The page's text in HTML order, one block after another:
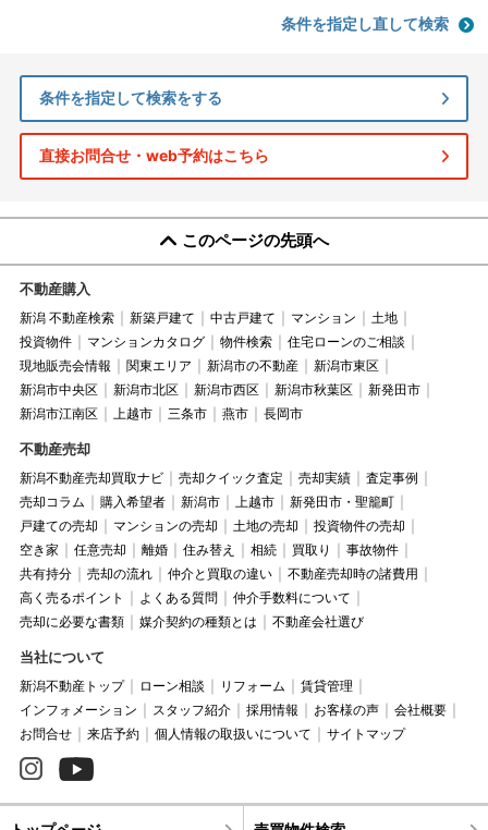
条件を指定し直して検索
条件を指定して検索をする
直接お問合せ・web予約はこちら
このページの先頭へ
不動産購入
新潟 不動産検索 新築戸建て 中古戸建て マンション
土地
投資物件
マンションカタログ 物件検索
住宅ローンのご相談
現地販売会情報
関東エリア 新潟市の不動産
新潟市東区
新潟市中央区
新潟市北区 新潟市西区 新潟市秋葉区
新発田市
新潟市江南区
上越市 三条市 燕市 長岡市
不動産売却
新潟不動産売却買取ナビ 売却クイック査定 売却実績
査定事例
売却コラム
購入希望者 新潟市 上越市
新発田市・聖籠町
戸建ての売却
マンションの売却 土地の売却
投資物件の売却
空き家
任意売却 離婚 住み替え 相続 買取り
事故物件
共有持分
売却の流れ 仲介と買取の違い
不動産売却時の諸費用
高く売るポイント
よくある質問
仲介手数料について
売却に必要な書類
媒介契約の種類とは 不動産会社選び
当社について
新潟不動産トップ ローン相談 リフォーム
賃貸管理
インフォメーション
スタッフ紹介 採用情報 お客様の声
会社概要
お問合せ
来店予約 個人情報の取扱いについて サイトマップ